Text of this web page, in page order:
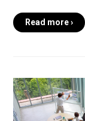
Read more ›